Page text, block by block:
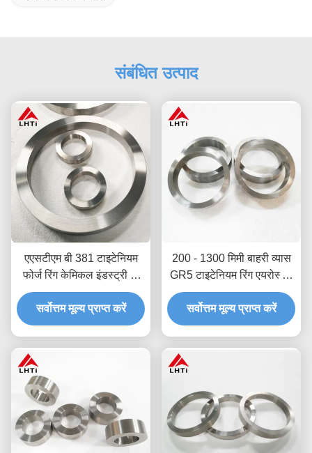
संबंधित उत्पाद
एएसटीएम बी 381 टाइटेनियम
फोर्ज रिंग केमिकल इंडस्ट्री के
लिए ग्रेड 1 ग्रेड 2 ग्रेड 5
सर्वोत्तम मूल्य प्राप्त करें
200 - 1300 मिमी बाहरी व्यास
GR5 टाइटेनियम रिंग एयरोस्पेस
टाइटेनियम फोर्जिंग
सर्वोत्तम मूल्य प्राप्त करें